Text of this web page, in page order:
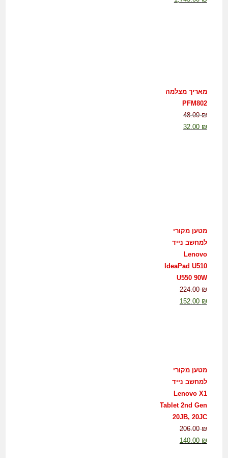
מאריך מצלמה
PFM802
48.00₪
32.00 ₪
מטען מקורי
למחשב נייד
Lenovo
IdeaPad U510
U550 90W
224.00₪
152.00 ₪
מטען מקורי
למחשב נייד
Lenovo X1
Tablet 2nd Gen
20JB, 20JC
206.00₪
140.00 ₪